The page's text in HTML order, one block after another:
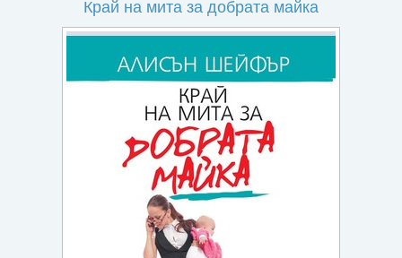
Е-списания
Край на мита за добрата майка